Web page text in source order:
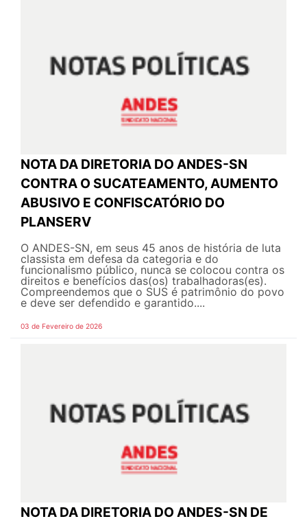
NOTA DA DIRETORIA DO ANDES-SN
CONTRA O SUCATEAMENTO, AUMENTO
ABUSIVO E CONFISCATÓRIO DO
PLANSERV
O ANDES-SN, em seus 45 anos de história de luta
classista em defesa da categoria e do
funcionalismo público, nunca se colocou contra os
direitos e benefícios das(os) trabalhadoras(es).
Compreendemos que o SUS é patrimônio do povo
e deve ser defendido e garantido....
03 de Fevereiro de 2026
NOTA DA DIRETORIA DO ANDES-SN DE